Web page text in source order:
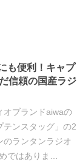
も便利！キャプ
信頼の国産ラジ
オブランドaiwaの
テンスタッグ」の2
のランタンラジオ
ではありま…